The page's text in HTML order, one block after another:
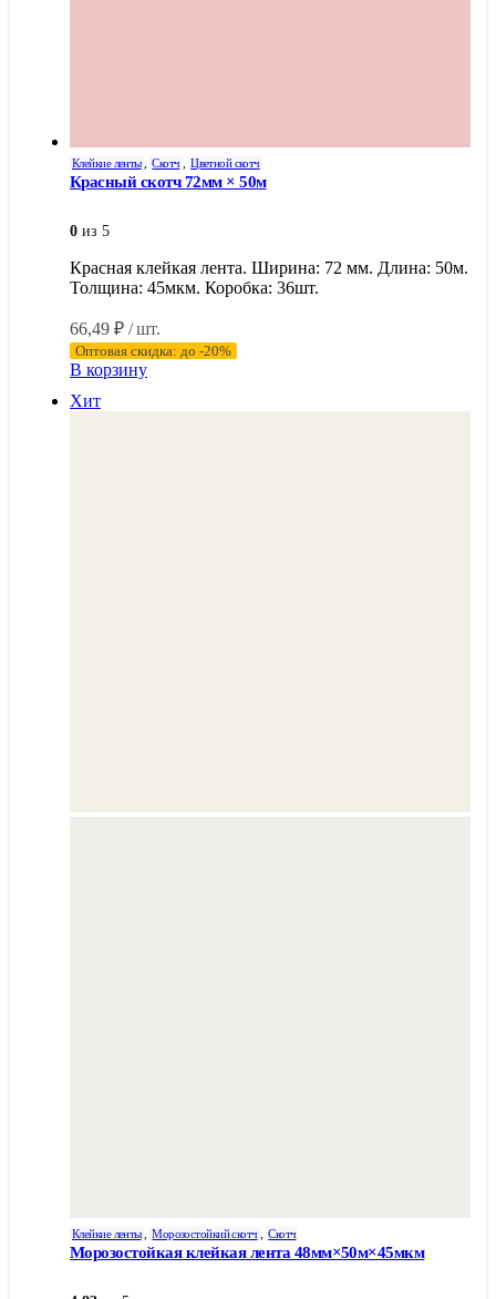
Клейкие ленты, Скотч , Цветной скотч
Красный скотч 72мм × 50м
0 из 5
Красная клейкая лента. Ширина: 72 мм. Длина: 50м.
Толщина: 45мкм. Коробка: 36шт.
66,49 ₽ / шт.
Оптовая скидка: до -20%
В корзину
Хит
Клейкие ленты, Морозостойкий скотч, Скотч
Морозостойкая клейкая лента 48мм×50м×45мкм